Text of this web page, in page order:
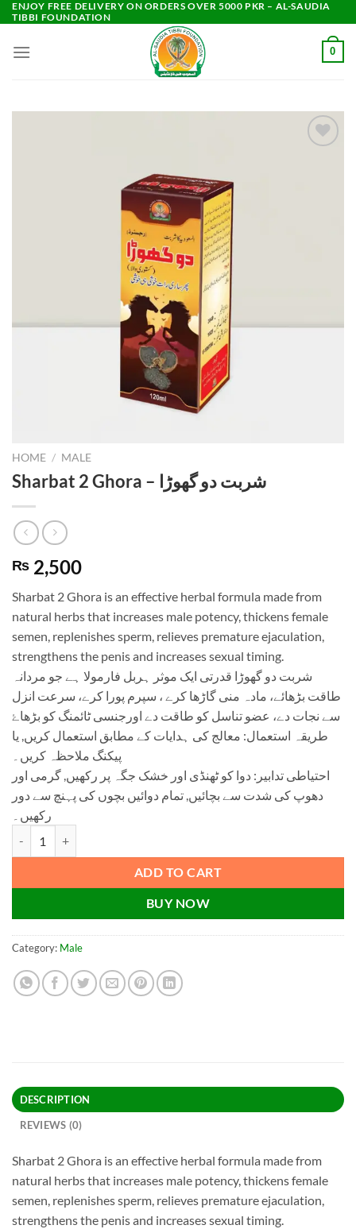
Skip
to
content
ENJOY FREE DELIVERY ON ORDERS OVER 5000 PKR – AL-SAUDIA
TIBBI FOUNDATION
0
HOME / MALE
Sharbat 2 Ghora – شربت دو گھوڑا
₨ 2,500
Sharbat 2 Ghora is an effective herbal formula made from
natural herbs that increases male potency, thickens female
semen, replenishes sperm, relieves premature ejaculation,
strengthens the penis and increases sexual timing.
شربت دو گھوڑا قدرتی ایک موثر ہربل فارمولا ہے جو مردانہ
طاقت بڑھائے، مادہ منی گاڑھا کرے ، سپرم پورا کرے، سرعت انزل
سے نجات دے، عضو تناسل کو طاقت دے اورجنسی ٹائمنگ کو بڑھاۓ
طریقہ استعمال: معالج کی ہدایات کے مطابق استعمال کریں, یا
پیکنگ ملاحظہ کریں۔
احتیاطی تدابیر: دوا کو ٹھنڈی اور خشک جگہ پر رکھیں, گرمی اور
دھوپ کی شدت سے بچائیں, تمام دوائیں بچوں کی پہنچ سے دور
رکھیں۔
ADD TO CART
BUY NOW
Category: Male
DESCRIPTION
REVIEWS (0)
Sharbat 2 Ghora is an effective herbal formula made from
natural herbs that increases male potency, thickens female
semen, replenishes sperm, relieves premature ejaculation,
strengthens the penis and increases sexual timing.